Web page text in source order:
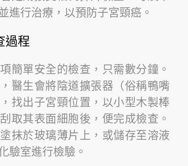
進行治療，以預防子宮頸癌。
過程
簡單安全的檢查，只需數分鐘。
醫生會將陰道擴張器（俗稱鴨嘴
找出子宮頸位置，以小型木製棒
取其表面細胞後，便完成檢查。
抹於玻璃薄片上，或儲存至溶液
驗室進行檢驗。